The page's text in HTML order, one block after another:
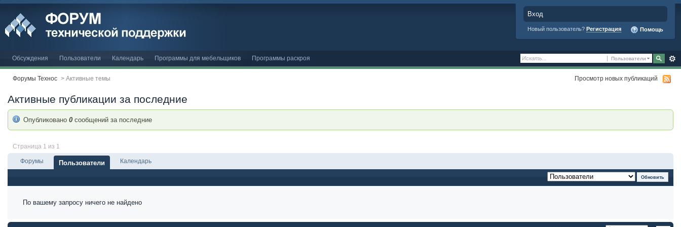
Вход
Новый пользователь? Регистрация Помощь
Пользователи
Обсуждения Пользователи Календарь Программы для мебельщиков Программы раскроя
Форумы Технос > Активные темы Просмотр новых публикаций
Активные публикации за последние
Опубликовано 0 сообщений за последние
Страница 1 из 1
Форумы Пользователи Календарь
По вашему запросу ничего не найдено